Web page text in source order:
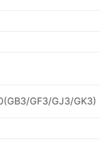
GF3/GJ3/GK3)